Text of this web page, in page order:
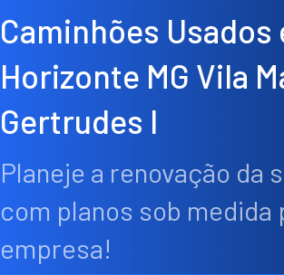
Caminhões Usados
Horizonte MG Vila
Gertrudes I
Planeje a renovação da
com planos sob medida
empresa!